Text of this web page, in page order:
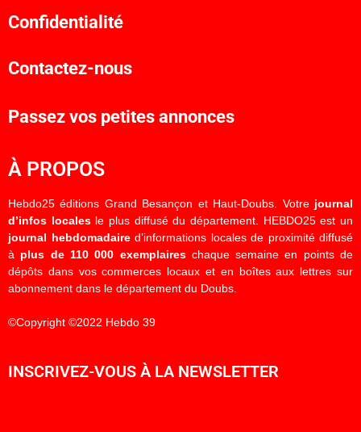
Confidentialité
Contactez-nous
Passez vos petites annonces
À PROPOS
Hebdo25 éditions Grand Besançon et Haut-Doubs. Votre journal
d’infos localesle plus diffusé du département. HEBDO25 est un
journal hebdomadaired’informations locales de proximité diffusé
à plus de 110 000 exemplaireschaque semaine en points de
dépôts dans vos commerces locaux et en boîtes aux lettres sur
abonnement dans le département du Doubs.
©Copyright ©2022 Hebdo 39
INSCRIVEZ-VOUS À LA NEWSLETTER